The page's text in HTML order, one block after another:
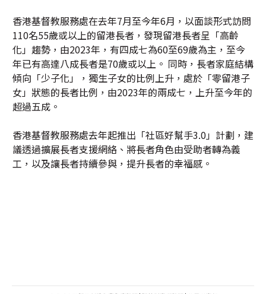
香港基督教服務處在去年7月至今年6月，以面談形式訪問
110名55歲或以上的留港長者，發現留港長者呈「高齡
化」趨勢，由2023年，有四成七為60至69歲為主，至今
年已有高達八成長者是70歲或以上。 同時，長者家庭結構
傾向「少子化」，獨生子女的比例上升，處於「零留港子
女」狀態的長者比例，由2023年的兩成七，上升至今年的
超過五成。
香港基督教服務處去年起推出「社區好幫手3.0」計劃，建
議透過擴展長者支援網絡、將長者角色由受助者轉為義
工，以及讓長者持續參與，提升長者的幸福感。